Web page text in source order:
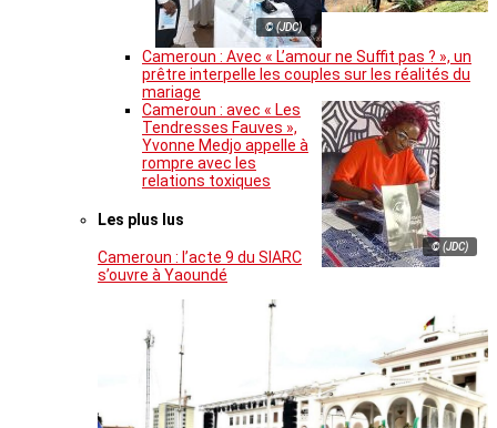
© (JDC)
Cameroun : Avec « L’amour ne Suffit pas ? », un
prêtre interpelle les couples sur les réalités du
mariage
© (JDC)
Cameroun : avec « Les
Tendresses Fauves »,
Yvonne Medjo appelle à
rompre avec les
relations toxiques
Les plus lus
Cameroun : l’acte 9 du SIARC
s’ouvre à Yaoundé